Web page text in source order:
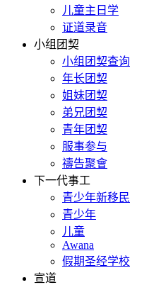
儿童主日学
证道录音
小组团契
小组团契查询
年长团契
姐妹团契
弟兄团契
青年团契
服事参与
禱告聚會
下一代事工
青少年新移民
青少年
儿童
Awana
假期圣经学校
宣道